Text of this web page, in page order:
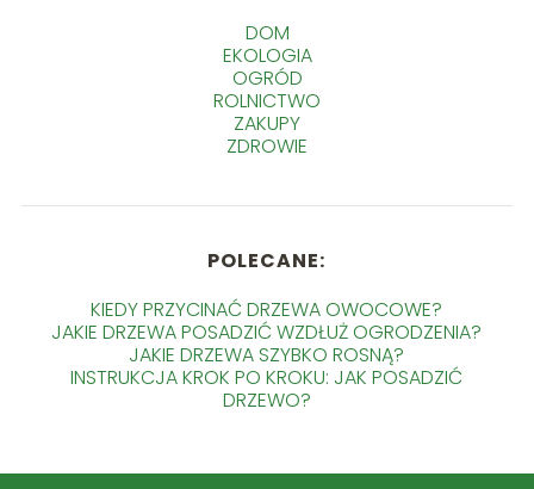
DOM
EKOLOGIA
OGRÓD
ROLNICTWO
ZAKUPY
ZDROWIE
POLECANE:
KIEDY PRZYCINAĆ DRZEWA OWOCOWE?
JAKIE DRZEWA POSADZIĆ WZDŁUŻ OGRODZENIA?
JAKIE DRZEWA SZYBKO ROSNĄ?
INSTRUKCJA KROK PO KROKU: JAK POSADZIĆ
DRZEWO?